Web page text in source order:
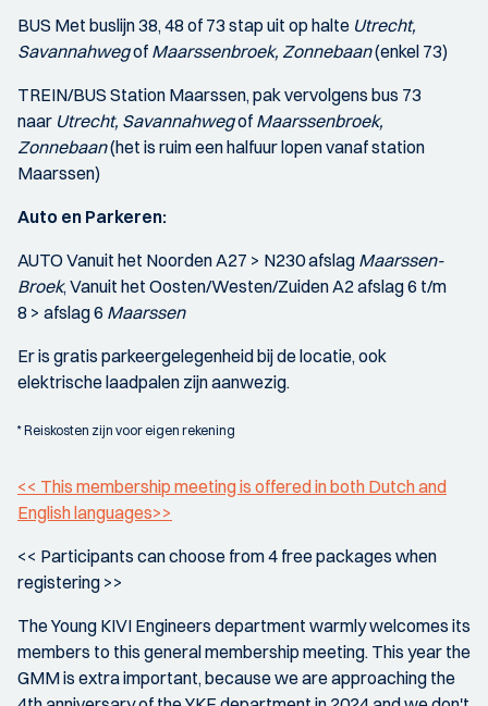
BUS Met buslijn 38, 48 of 73 stap uit op halte Utrecht,
Savannahwegof Maarssenbroek, Zonnebaan(enkel 73)
TREIN/BUS Station Maarssen, pak vervolgens bus 73
naar Utrecht, Savannahwegof Maarssenbroek,
Zonnebaan(het is ruim een halfuur lopen vanaf station
Maarssen)
Auto en Parkeren:
AUTO Vanuit het Noorden A27 > N230 afslag Maarssen-
Broek, Vanuit het Oosten/Westen/Zuiden A2 afslag 6 t/m
8 > afslag 6 Maarssen
Er is gratis parkeergelegenheid bij de locatie, ook
elektrische laadpalen zijn aanwezig.
* Reiskosten zijn voor eigen rekening
<< This membership meeting is offered in both Dutch and
English languages>>
<< Participants can choose from 4 free packages when
registering >>
The Young KIVI Engineers department warmly welcomes its
members to this general membership meeting. This year the
GMM is extra important, because we are approaching the